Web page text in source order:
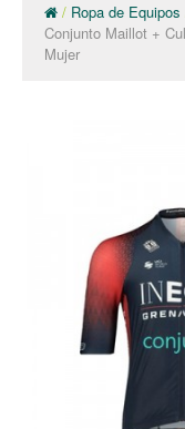
Ropa de Equipos
Conjunto Maillot +
Mujer